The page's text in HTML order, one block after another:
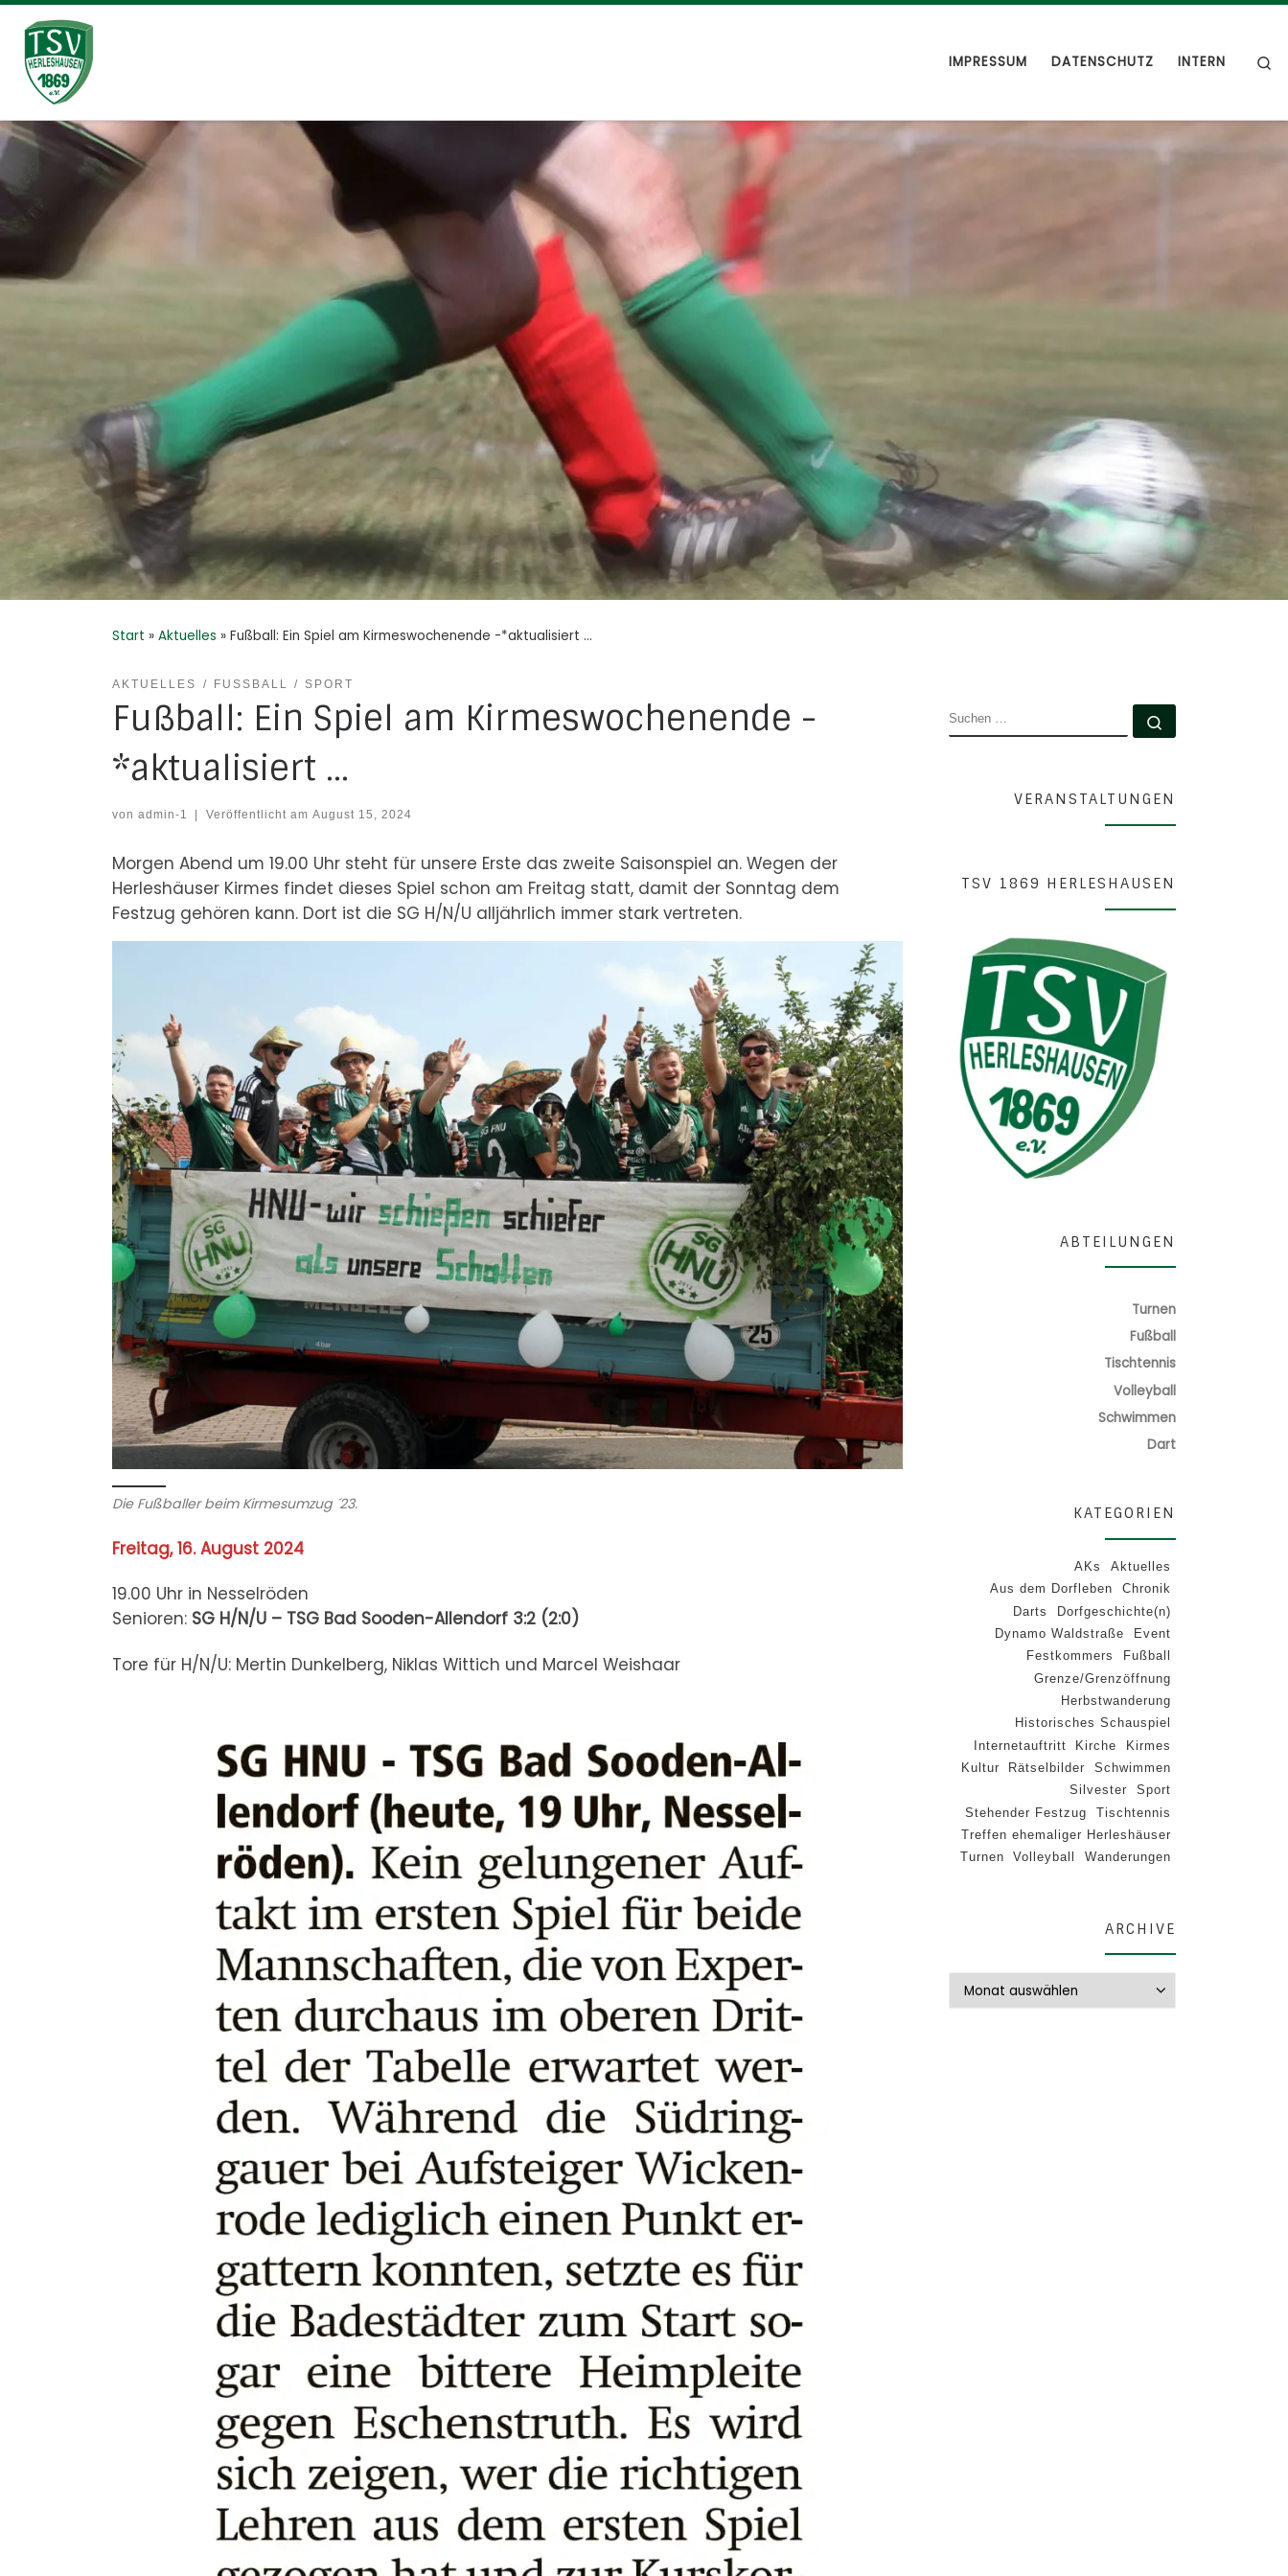
Zum Inhalt springen
IMPRESSUM DATENSCHUTZ INTERN
Start » Aktuelles » Fußball: Ein Spiel am Kirmeswochenende -*aktualisiert …
AKTUELLES FUSSBALL SPORT
Fußball: Ein Spiel am Kirmeswochenende -
*aktualisiert …
von admin-1 Veröffentlicht am August 15, 2024
Morgen Abend um 19.00 Uhr steht für unsere Erste das zweite Saisonspiel an. Wegen der
Herleshäuser Kirmes findet dieses Spiel schon am Freitag statt, damit der Sonntag dem
Festzug gehören kann. Dort ist die SG H/N/U alljährlich immer stark vertreten.
Die Fußballer beim Kirmesumzug ´23.
Freitag, 16. August 2024
19.00 Uhr in Nesselröden
Senioren: SG H/N/U – TSG Bad Sooden-Allendorf 3:2 (2:0)
Tore für H/N/U: Mertin Dunkelberg, Niklas Wittich und Marcel Weishaar
SUCHE
VERANSTALTUNGEN
TSV 1869 HERLESHAUSEN
ABTEILUNGEN
Turnen
Fußball
Tischtennis
Volleyball
Schwimmen
Dart
KATEGORIEN
AKs
Aktuelles
Aus dem Dorfleben
Chronik
Darts
Dorfgeschichte(n)
Dynamo Waldstraße
Event
Festkommers
Fußball
Grenze/Grenzöffnung
Herbstwanderung
Historisches Schauspiel
Internetauftritt
Kirche
Kirmes
Kultur
Rätselbilder
Schwimmen
Silvester
Sport
Stehender Festzug
Tischtennis
Treffen ehemaliger Herleshäuser
Turnen
Volleyball Wanderungen
ARCHIVE